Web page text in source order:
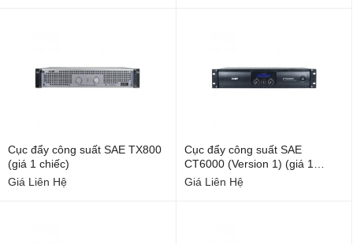
Cục đẩy công suất SAE TX800
(giá 1 chiếc)
Giá Liên Hệ
Cục đẩy công suất SAE
CT6000 (Version 1) (giá 1
chiếc)
Giá Liên Hệ